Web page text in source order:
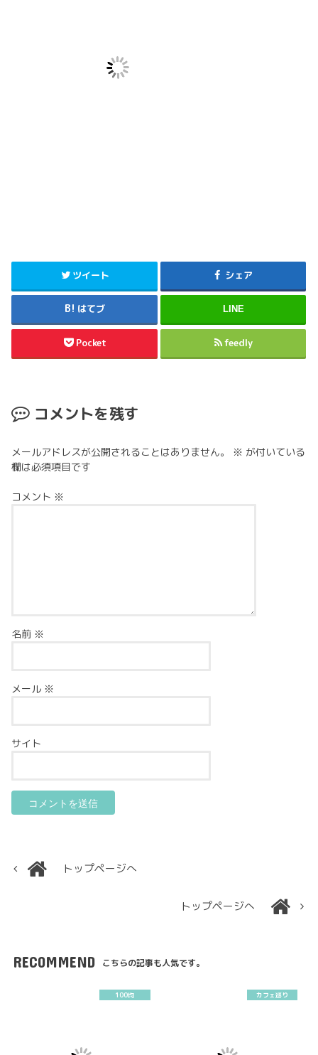
ツイート シェア
はてブ LINE
Pocket feedly
コメントを残す
メールアドレスが公開されることはありません。 ※ が付いている
欄は必須項目です
コメント ※
名前 ※
メール ※
サイト
トップページへ
トップページへ
RECOMMEND こちらの記事も人気です。
100均 カフェ巡り